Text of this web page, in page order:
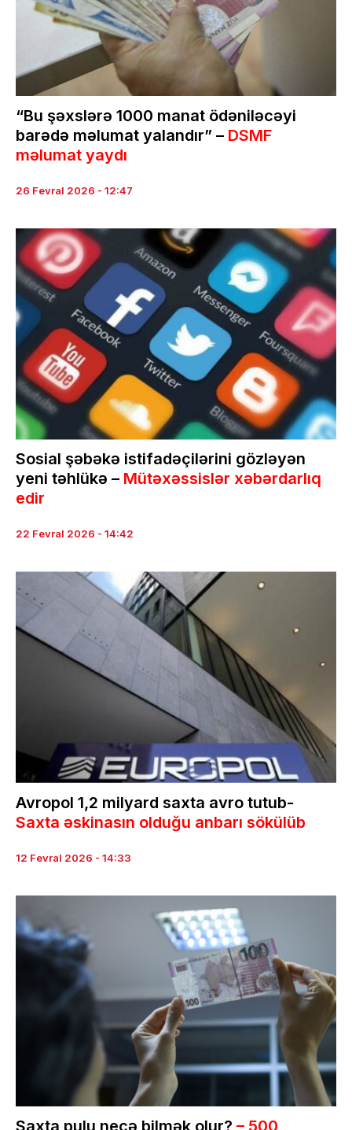
“Bu şəxslərə 1000 manat ödəniləcəyi
barədə məlumat yalandır” – DSMF
məlumat yaydı
26 Fevral 2026 - 12:47
Sosial şəbəkə istifadəçilərini gözləyən
yeni təhlükə – Mütəxəssislər xəbərdarlıq
edir
22 Fevral 2026 - 14:42
Avropol 1,2 milyard saxta avro tutub-
Saxta əskinasın olduğu anbarı sökülüb
12 Fevral 2026 - 14:33
Saxta pulu necə bilmək olur? – 500